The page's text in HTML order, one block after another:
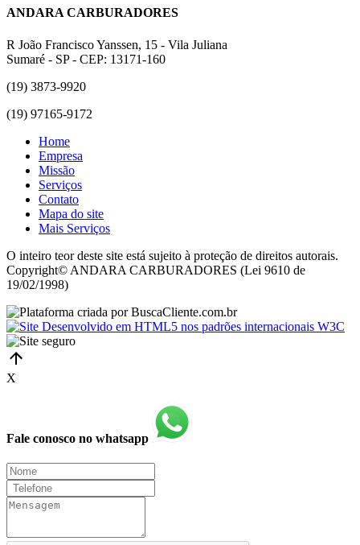
ANDARA CARBURADORES
R João Francisco Yanssen, 15 - Vila Juliana
Sumaré - SP - CEP: 13171-160
(19) 3873-9920
(19) 97165-9172
Home
Empresa
Missão
Serviços
Contato
Mapa do site
Mais Serviços
O inteiro teor deste site está sujeito à proteção de direitos autorais.
Copyright© ANDARA CARBURADORES (Lei 9610 de
19/02/1998)
X
Fale conosco no whatsapp